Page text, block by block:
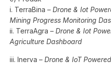
i. TerraBina – Drone & Iot
Mining Progress Monitoring
ii. TerraAgra – Drone & Iot
Agriculture Dashboard
iii. Inerva – Drone & IoT